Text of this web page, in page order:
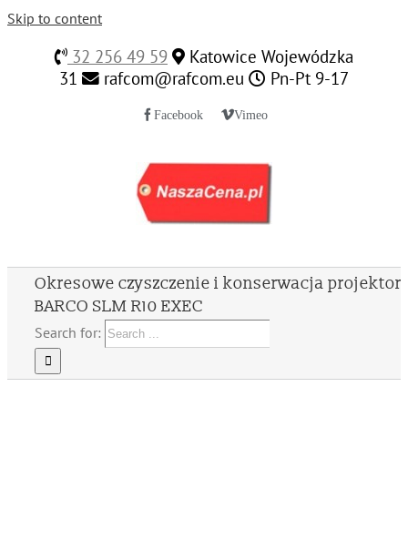
Skip to content
32 256 49 59
Katowice Wojewódzka
31
rafcom@rafcom.eu Pn-Pt 9-17
Facebook Vimeo
Okresowe czyszczenie i konserwacja
BARCO SLM R10 EXEC
Search for: